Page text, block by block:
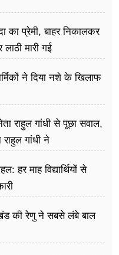
का प्रेमी, बाहर निकालकर
मारी गई
ने दिया नशे के खिलाफ
राहुल गांधी से पूछा सवाल,
गांधी ने
हर माह विद्यार्थियों से
की रेणु ने सबसे लंबे बाल